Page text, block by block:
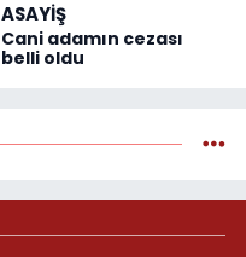
ASAYİŞ
Cani adamın cezası
belli oldu